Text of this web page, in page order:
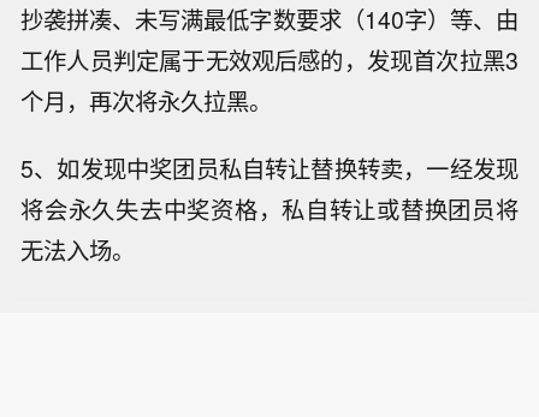
抄袭拼凑、未写满最低字数要求（140字）等、由
工作人员判定属于无效观后感的，发现首次拉黑3
个月，再次将永久拉黑。
5、如发现中奖团员私自转让替换转卖，一经发现
将会永久失去中奖资格，私自转让或替换团员将
无法入场。